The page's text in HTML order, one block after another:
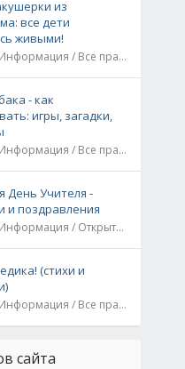
из
все дети
живыми!
20.06.21, Информация / Все праздники / Рассказы и истории
- как
игры, загадки,
10.07.21, Информация / Все праздники
День Учителя -
и поздравления
04.10.21, Информация / Открытки / Все праздники
(стихи и
19.06.21, Информация / Все праздники
сайта